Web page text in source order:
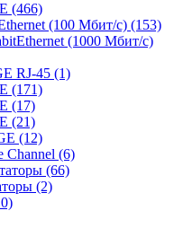
(466)
(100 Мбит/с) (153)
(1000 Мбит/с)
RJ-45 (1)
(171)
(17)
(21)
(12)
Channel (6)
(66)
(2)